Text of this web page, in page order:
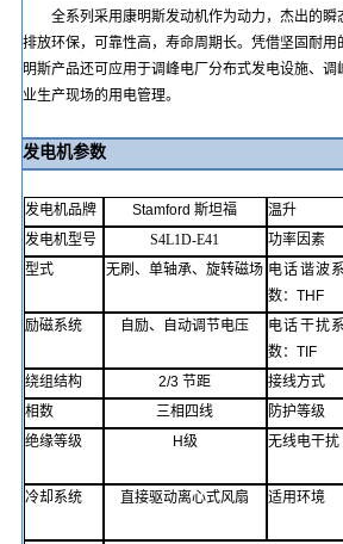
全系列采用康明斯发动机作为动力，杰出的瞬
排放环保，可靠性高，寿命周期长。凭借坚固耐
明斯产品还可应用于调峰电厂分布式发电设施、
业生产现场的用电管理。
发电机参数
发电机品牌 Stamford 斯坦福 温升
发电机型号
S4L1D-E41 功率因素
型式
无刷 、单轴承、旋转磁场 电话谐波系
数： THF
励磁系统 自励、自动调节电压 电话干扰系
数： TIF
绕组结构 2/3 节距 接线方式
相数
三相四线 防护等级
绝缘等级
H级 无线电干扰
冷却系统
直接驱动离心式风扇 适用环境